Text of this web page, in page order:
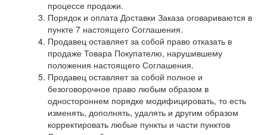
процессе продажи.
Порядок и оплата Доставки Заказа оговариваются в
пункте 7 настоящего Соглашения.
Продавец оставляет за собой право отказать в
продаже Товара Покупателю, нарушившему
положения настоящего Соглашения.
Продавец оставляет за собой полное и
безоговорочное право любым образом в
одностороннем порядке модифицировать, то есть
изменять, дополнять, удалять и другим образом
корректировать любые пункты и части пунктов